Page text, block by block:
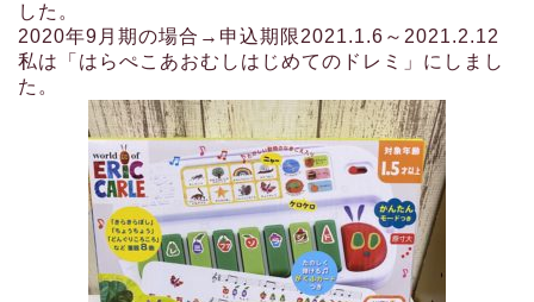
した。
2020年9月期の場合→申込期限2021.1.6～2021.2.12
私は「はらぺこあおむしはじめてのドレミ」にしまし
た。